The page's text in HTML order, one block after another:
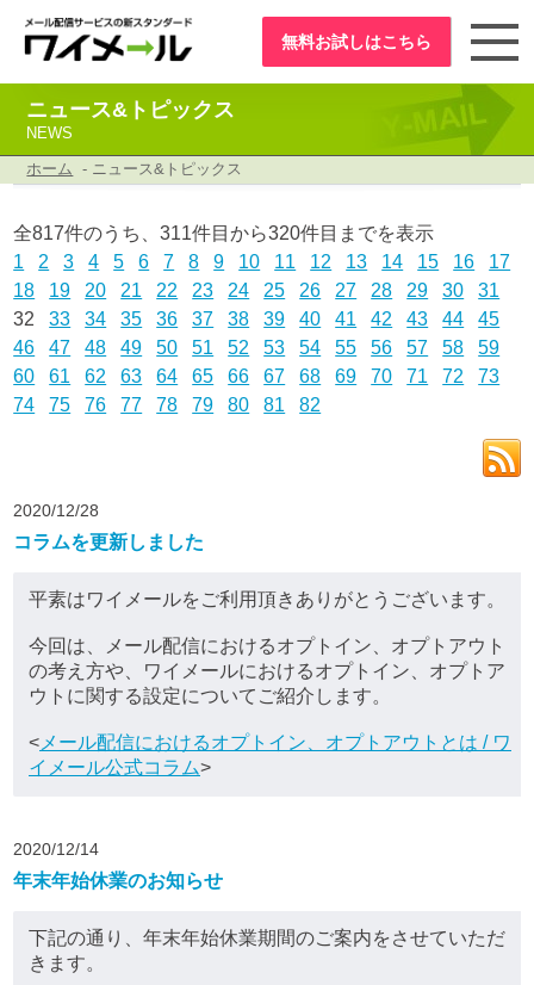
無料お試しはこちら
ニュース&トピックス
NEWS
ホーム - ニュース&トピックス
全817件のうち、311件目から320件目までを表示
1
2 3 4 5 6 7 8 9 10 11 12 13 14 15 16
17
18
19 20 21 22 23 24 25 26 27 28 29 30
31
3233 34 35 36 37 38 39 40 41 42 43 44
45
46
47 48 49 50 51 52 53 54 55 56 57 58
59
60
61 62 63 64 65 66 67 68 69 70 71 72
73
74
75 76 77 78 79 80 81 82
2020/12/28
コラムを更新しました
平素はワイメールをご利用頂きありがとうございます。
今回は、メール配信におけるオプトイン、オプトアウト
の考え方や、ワイメールにおけるオプトイン、オプトア
ウトに関する設定についてご紹介します。
< メール配信におけるオプトイン、オプトアウトとは / ワ
イメール公式コラム>
2020/12/14
年末年始休業のお知らせ
下記の通り、年末年始休業期間のご案内をさせていただ
きます。